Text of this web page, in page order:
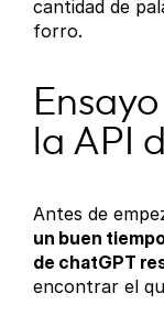
cantidad de
forro.
la API
Antes de
un buen
de chatGPT
encontrar el